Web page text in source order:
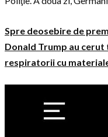
Spre deosebire de
Donald Trump au cerut
respiratorii cu